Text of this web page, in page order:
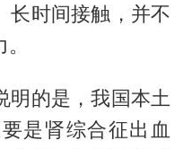
长时间接触，并不
明的是，我国本土
是肾综合征出血